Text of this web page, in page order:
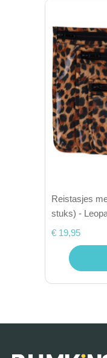
Reistasjes
stuks) -
€ 19,95